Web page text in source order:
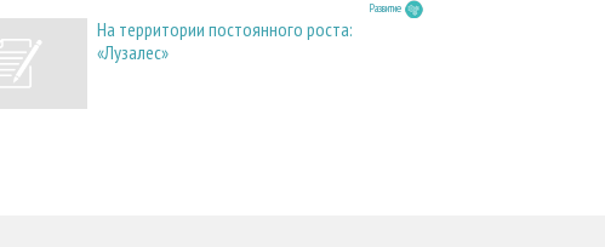
Развитие
На территории постоянного роста:
«Лузалес»